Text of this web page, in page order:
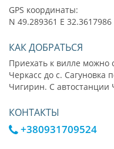
GPS координаты:
N 49.289361 E 32.3617986
КАК ДОБРАТЬСЯ
Приехать к вилле можно
Черкасс до с. Сагуновка
Чигирин. С автостанции
КОНТАКТЫ
+380931709524